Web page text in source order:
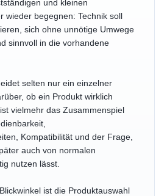
und kleinen
wieder begegnen: Technik soll
sich ohne unnötige Umwege
sinnvoll in die vorhandene
selten nur ein einzelner
ob ein Produkt wirklich
vielmehr das Zusammenspiel
Kompatibilität und der Frage,
auch von normalen
nutzen lässt.
ist die Produktauswahl